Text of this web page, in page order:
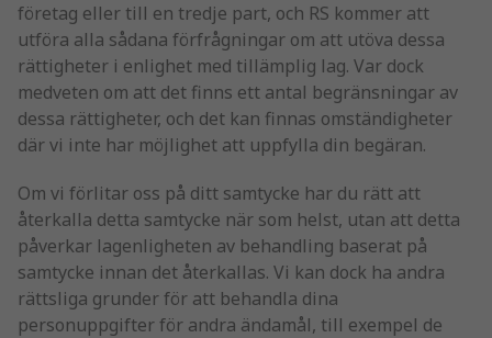
företag eller till en tredje part, och RS kommer att
utföra alla sådana förfrågningar om att utöva dessa
rättigheter i enlighet med tillämplig lag. Var dock
medveten om att det finns ett antal begränsningar av
dessa rättigheter, och det kan finnas omständigheter
där vi inte har möjlighet att uppfylla din begäran.
Om vi förlitar oss på ditt samtycke har du rätt att
återkalla detta samtycke när som helst, utan att detta
påverkar lagenligheten av behandling baserat på
samtycke innan det återkallas. Vi kan dock ha andra
rättsliga grunder för att behandla dina
personuppgifter för andra ändamål, till exempel de